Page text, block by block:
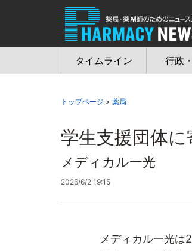
タイムライン 行政
トップページ > 薬局
学生支援団体に
メディカル一光
2026/6/2 19:15
メディカル一光は2